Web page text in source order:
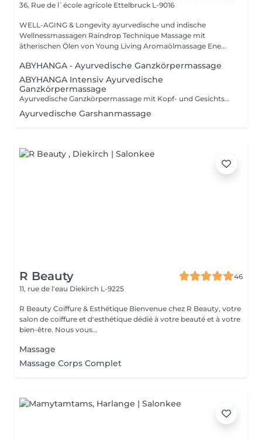
36, Rue de l`école agricole Ettelbruck L-9016
WELL-AGING & Longevity ayurvedische und indische
Wellnessmassagen Raindrop Technique Massage mit
ätherischen Ölen von Young Living Aromaölmassage Ene...
ABYHANGA - Ayurvedische Ganzkörpermassage
ABYHANGA Intensiv Ayurvedische
Ganzkörpermassage
Ayurvedische Ganzkörpermassage mit Kopf- und Gesichtsmassage, entspannendem Fussbad : Die « Königin » der Massagen
Ayurvedische Garshanmassage
R Beauty
46
11, rue de l'eau Diekirch L-9225
R Beauty Coiffure & Esthétique Bienvenue chez R Beauty, votre
salon de coiffure et d'esthétique dédié à votre beauté et à votre
bien-être. Nous vous...
Massage
Massage Corps Complet